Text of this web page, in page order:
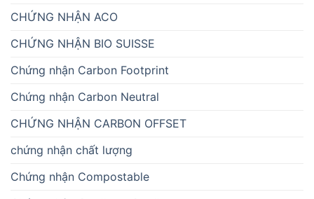
CHỨNG NHẬN ACO
CHỨNG NHẬN BIO SUISSE
Chứng nhận Carbon Footprint
Chứng nhận Carbon Neutral
CHỨNG NHẬN CARBON OFFSET
chứng nhận chất lượng
Chứng nhận Compostable